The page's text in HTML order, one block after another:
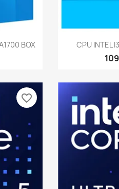
BOX 
CPU INTEL
favorite_border